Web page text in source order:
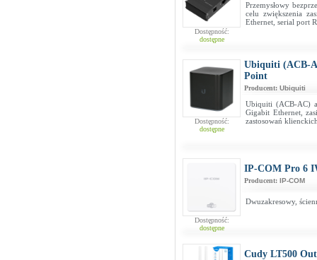
Dostępność:
dostępne
Przemysłowy
celu zwiększenia
Ethernet, serial port
Dostępność:
dostępne
Ubiquiti (ACB-
Point
Producent: Ubiquiti
Ubiquiti (ACB-AC)
Gigabit Ethernet,
zastosowań
Dostępność:
dostępne
IP-COM Pro 6
Producent: IP-COM
Dwuzakresowy,
Cudy LT500